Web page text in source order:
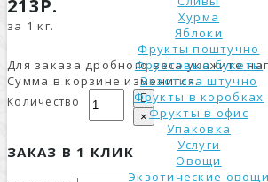
Хурма
Яблоки
Фрукты поштучно
Фруктовые букеты
Экзотика штучно
Фрукты в коробках
Фрукты в офис
Упаковка
Услуги
Овощи
Экзотические овощи
213Р.
за 1 кг.
Для заказа дробного веса укажите
Сумма в корзине изменится.
Количество
×
ЗАКАЗ В 1 КЛИК